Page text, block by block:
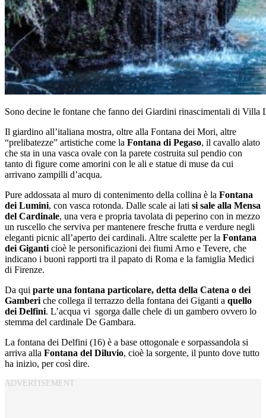
Sono decine le fontane che fanno dei Giardini rinascimentali di Villa
Il giardino all’italiana mostra, oltre alla Fontana dei Mori, altre
“prelibatezze” artistiche come la Fontana di Pegaso, il cavallo alato
che sta in una vasca ovale con la parete costruita sul pendio con
tanto di figure come amorini con le ali e statue di muse da cui
arrivano zampilli d’acqua.
Pure addossata al muro di contenimento della collina è la Fontana
dei Lumini, con vasca rotonda. Dalle scale ai lati si sale alla Mensa
del Cardinale, una vera e propria tavolata di peperino con in mezzo
un ruscello che serviva per mantenere fresche frutta e verdure negli
eleganti picnic all’aperto dei cardinali. Altre scalette per la Fontana
dei Giganti cioè le personificazioni dei fiumi Arno e Tevere, che
indicano i buoni rapporti tra il papato di Roma e la famiglia Medici
di Firenze.
Da qui parte una fontana particolare, detta della Catena o dei
Gamberi che collega il terrazzo della fontana dei Giganti a quello
dei Delfini. L’acqua vi sgorga dalle chele di un gambero ovvero lo
stemma del cardinale De Gambara.
La fontana dei Delfini (16) è a base ottogonale e sorpassandola si
arriva alla Fontana del Diluvio, cioè la sorgente, il punto dove tutto
ha inizio, per così dire.